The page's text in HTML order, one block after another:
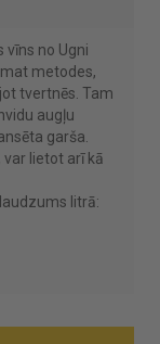
vīns no Ugni
metodes,
tvertnēs. Tam
augļu
garša.
var lietot arī kā
litrā: